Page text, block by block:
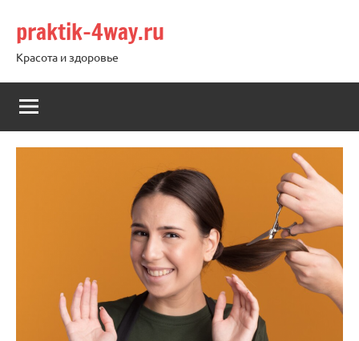
содержимому
praktik-4way.ru
Красота и здоровье